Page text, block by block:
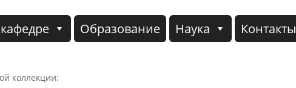
Образование Наука Контакты
коллекции: